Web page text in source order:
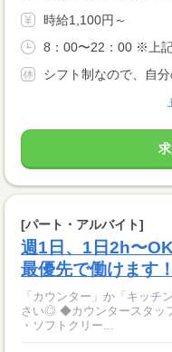
時給1,100円～
8：00〜22：00 ※上記
シフト制なので、自
[パート・アルバイト]
週1日、1日2h〜
最優先で働けます！
「カウンター」か「キッチ
さい◎ ◆カウンタースタッフ ・レジでの接客、注文 ・ドリンク作り
・ソフトクリー...